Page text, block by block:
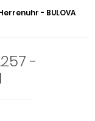
- BULOVA
-